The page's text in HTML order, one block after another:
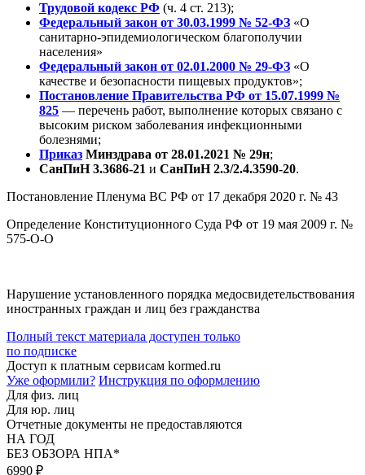
Трудовой кодекс РФ (ч. 4 ст. 213);
Федеральный закон от 30.03.1999 № 52-ФЗ «О
санитарно-эпидемиологическом благополучии
населения»
Федеральный закон от 02.01.2000 № 29-ФЗ «О
качестве и безопасности пищевых продуктов»;
Постановление Правительства РФ от 15.07.1999 №
825 — перечень работ, выполнение которых связано с
высоким риском заболевания инфекционными
болезнями;
Приказ Минздрава от 28.01.2021 № 29н;
СанПиН 3.3686-21 и СанПиН 2.3/2.4.3590-20.
Постановление Пленума ВС РФ от 17 декабря 2020 г. № 43
Определение Конституционного Суда РФ от 19 мая 2009 г. №
575-О-О
Нарушение установленного порядка медосвидетельствования
иностранных граждан и лиц без гражданства
Полный текст материала доступен только
по подписке
Доступ к платным сервисам kormed.ru
Уже оформили? Инструкция по оформлению
Для физ. лиц
Для юр. лиц
Отчетные документы не предоставляются
НА ГОД
БЕЗ ОБЗОРА НПА*
6990 ₽